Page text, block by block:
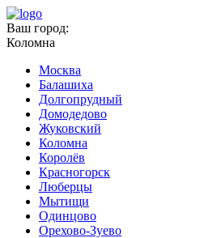
Ваш город:
Коломна
Москва
Балашиха
Долгопрудный
Домодедово
Жуковский
Коломна
Королёв
Красногорск
Люберцы
Мытищи
Одинцово
Орехово-Зуево